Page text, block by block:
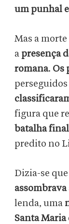
um punhal
Mas a
a presença
romana. Os
figura que
batalha
predito no
Dizia-se que
lenda, uma
Santa Maria